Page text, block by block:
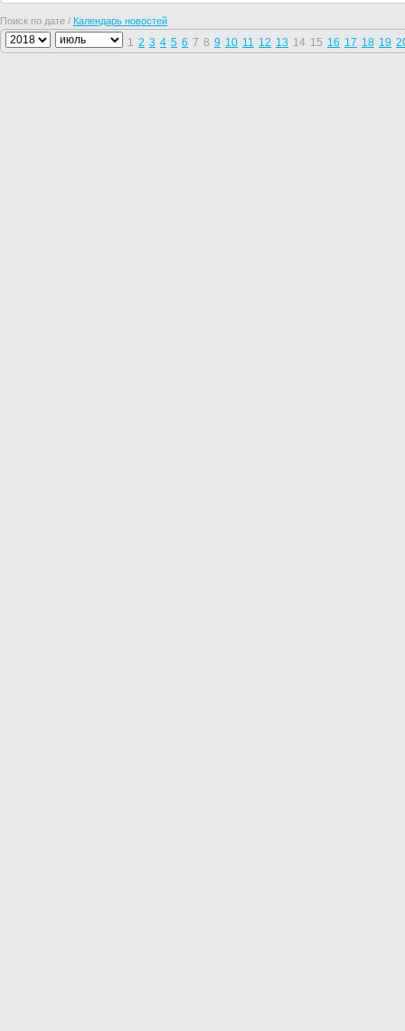
Поиск по дате / Календарь новостей
1 2 3 4 5 6 7 8 9 10 11 12 13 14 15 16 17 18 19